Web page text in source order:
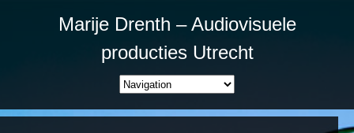
Marije Drenth – Audiovisuele
producties Utrecht